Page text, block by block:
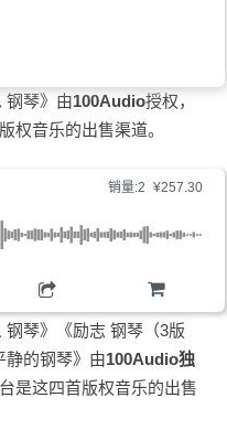
钢琴》由100Audio授权，
权音乐的出售渠道。
销量:2 ¥257.30
琴》《励志 钢琴（3版
静的钢琴》由100Audio独
是这四首版权音乐的出售